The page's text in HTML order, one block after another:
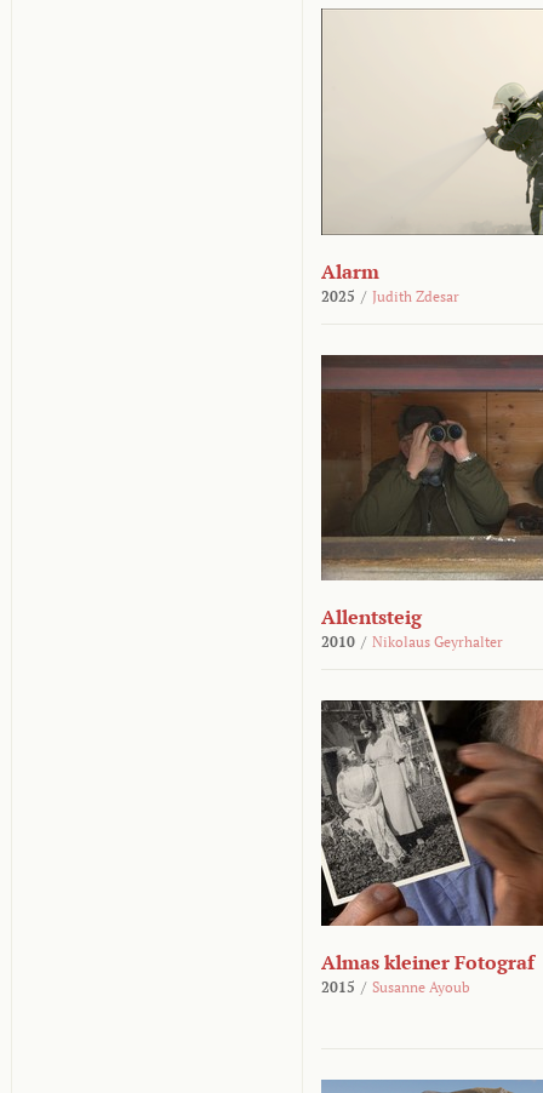
Alarm
2025 / Judith Zdesar
Allentsteig
2010 / Nikolaus Geyrhalter
Almas kleiner Fotograf
2015 / Susanne Ayoub